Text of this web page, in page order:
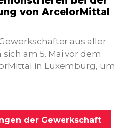
von ArcelorMittal
aus aller
am 5. Mai vor dem
in Luxemburg, um
der Gewerkschaft